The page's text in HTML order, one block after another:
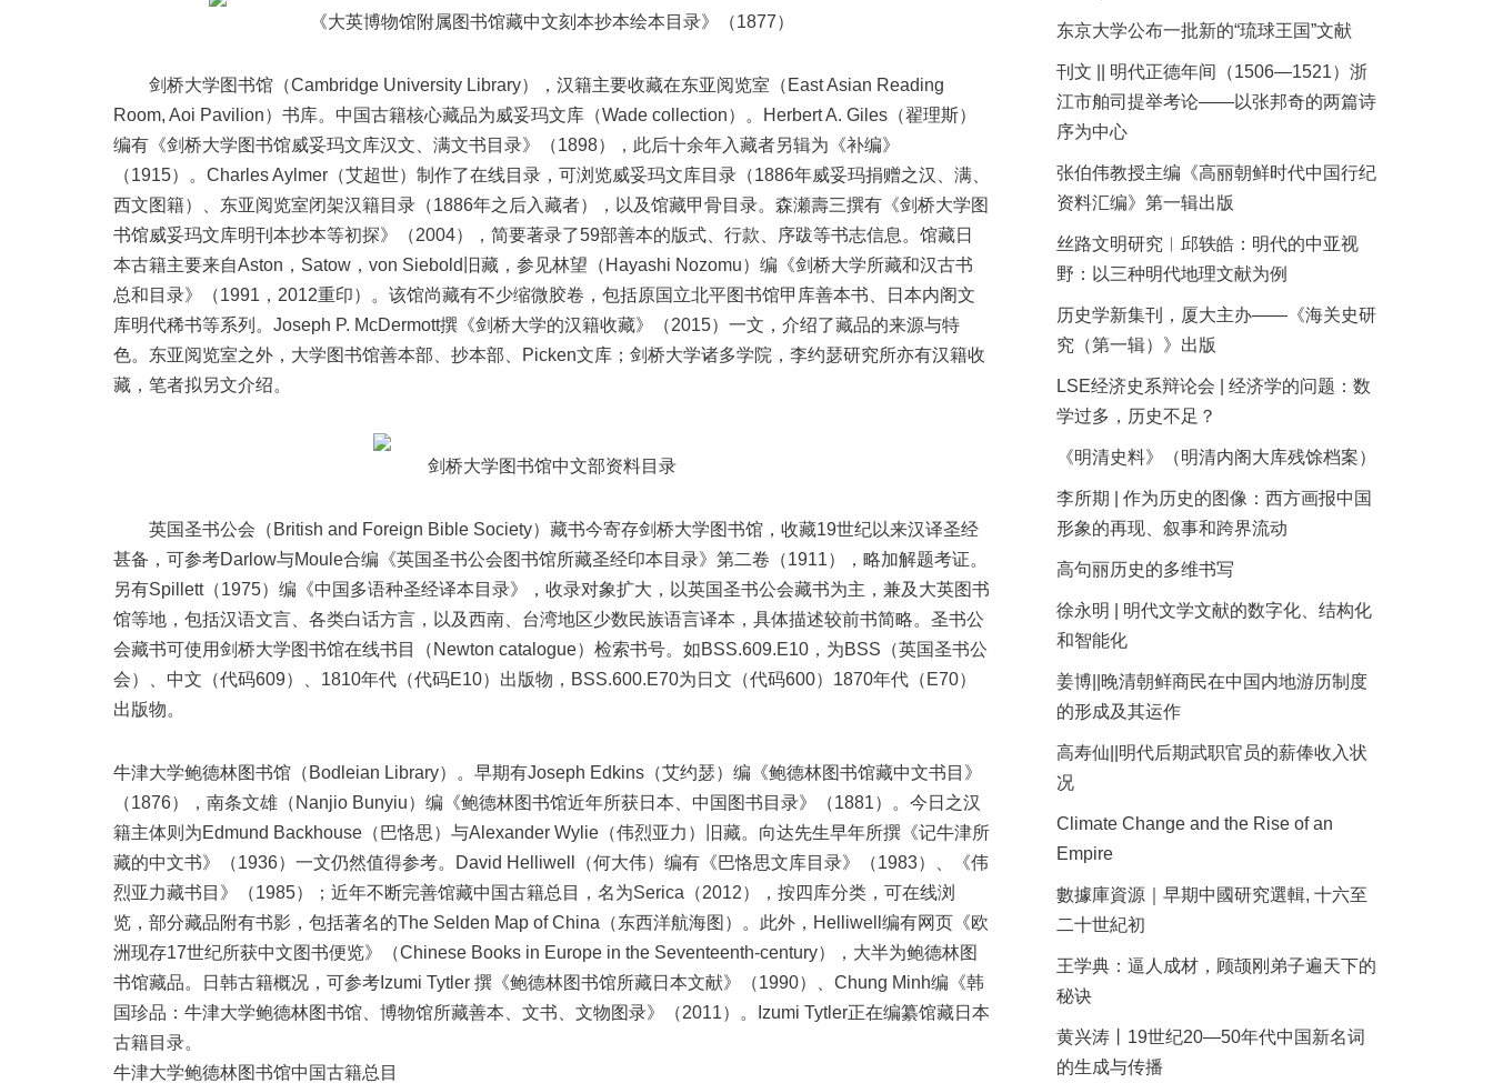
《大英博物馆附属图书馆藏中文刻本抄本绘本目录》（1877）
剑桥大学图书馆（Cambridge University Library），汉籍主要收藏在东亚阅览室（East Asian Reading
Room, Aoi Pavilion）书库。中国古籍核心藏品为威妥玛文库（Wade collection）。Herbert A. Giles（翟理斯）
编有《剑桥大学图书馆威妥玛文库汉文、满文书目录》（1898），此后十余年入藏者另辑为《补编》
（1915）。Charles Aylmer（艾超世）制作了在线目录，可浏览威妥玛文库目录（1886年威妥玛捐赠之汉、满、
西文图籍）、东亚阅览室闭架汉籍目录（1886年之后入藏者），以及馆藏甲骨目录。森瀬壽三撰有《剑桥大学图
书馆威妥玛文库明刊本抄本等初探》（2004），简要著录了59部善本的版式、行款、序跋等书志信息。馆藏日
本古籍主要来自Aston，Satow，von Siebold旧藏，参见林望（Hayashi Nozomu）编《剑桥大学所藏和汉古书
总和目录》（1991，2012重印）。该馆尚藏有不少缩微胶卷，包括原国立北平图书馆甲库善本书、日本内阁文
库明代稀书等系列。Joseph P. McDermott撰《剑桥大学的汉籍收藏》（2015）一文，介绍了藏品的来源与特
色。东亚阅览室之外，大学图书馆善本部、抄本部、Picken文库；剑桥大学诸多学院，李约瑟研究所亦有汉籍收
藏，笔者拟另文介绍。
剑桥大学图书馆中文部资料目录
英国圣书公会（British and Foreign Bible Society）藏书今寄存剑桥大学图书馆，收藏19世纪以来汉译圣经
甚备，可参考Darlow与Moule合编《英国圣书公会图书馆所藏圣经印本目录》第二卷（1911），略加解题考证。
另有Spillett（1975）编《中国多语种圣经译本目录》，收录对象扩大，以英国圣书公会藏书为主，兼及大英图书
馆等地，包括汉语文言、各类白话方言，以及西南、台湾地区少数民族语言译本，具体描述较前书简略。圣书公
会藏书可使用剑桥大学图书馆在线书目（Newton catalogue）检索书号。如BSS.609.E10，为BSS（英国圣书公
会）、中文（代码609）、1810年代（代码E10）出版物，BSS.600.E70为日文（代码600）1870年代（E70）
出版物。
牛津大学鲍德林图书馆（Bodleian Library）。早期有Joseph Edkins（艾约瑟）编《鲍德林图书馆藏中文书目》
（1876），南条文雄（Nanjio Bunyiu）编《鲍德林图书馆近年所获日本、中国图书目录》（1881）。今日之汉
籍主体则为Edmund Backhouse（巴恪思）与Alexander Wylie（伟烈亚力）旧藏。向达先生早年所撰《记牛津所
藏的中文书》（1936）一文仍然值得参考。David Helliwell（何大伟）编有《巴恪思文库目录》（1983）、《伟
烈亚力藏书目》（1985）；近年不断完善馆藏中国古籍总目，名为Serica（2012），按四库分类，可在线浏
览，部分藏品附有书影，包括著名的The Selden Map of China（东西洋航海图）。此外，Helliwell编有网页《欧
洲现存17世纪所获中文图书便览》（Chinese Books in Europe in the Seventeenth-century），大半为鲍德林图
书馆藏品。日韩古籍概况，可参考Izumi Tytler 撰《鲍德林图书馆所藏日本文献》（1990）、Chung Minh编《韩
国珍品：牛津大学鲍德林图书馆、博物馆所藏善本、文书、文物图录》（2011）。Izumi Tytler正在编纂馆藏日本
古籍目录。
牛津大学鲍德林图书馆中国古籍总目
东京大学公布一批新的“琉球王国”文献
刊文 || 明代正德年间（1506—1521）浙
江市舶司提举考论——以张邦奇的两篇诗
序为中心
张伯伟教授主编《高丽朝鲜时代中国行纪
资料汇编》第一辑出版
丝路文明研究︱邱轶皓：明代的中亚视
野：以三种明代地理文献为例
历史学新集刊，厦大主办——《海关史研
究（第一辑）》出版
LSE经济史系辩论会 | 经济学的问题：数
学过多，历史不足？
《明清史料》（明清内阁大库残馀档案）
李所期 | 作为历史的图像：西方画报中国
形象的再现、叙事和跨界流动
高句丽历史的多维书写
徐永明 | 明代文学文献的数字化、结构化
和智能化
姜博||晚清朝鲜商民在中国内地游历制度
的形成及其运作
高寿仙||明代后期武职官员的薪俸收入状
况
Climate Change and the Rise of an
Empire
數據庫資源｜早期中國研究選輯, 十六至
二十世紀初
王学典：逼人成材，顾颉刚弟子遍天下的
秘诀
黄兴涛丨19世纪20—50年代中国新名词
的生成与传播